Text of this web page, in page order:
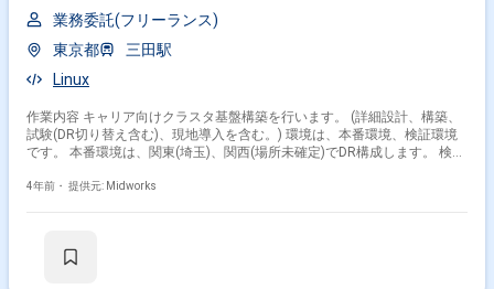
業務委託(フリーランス)
東京都
三田駅
Linux
作業内容 キャリア向けクラスタ基盤構築を行います。 (詳細設計、構築、
試験(DR切り替え含む)、現地導入を含む。) 環境は、本番環境、検証環境
です。 本番環境は、関東(埼玉)、関西(場所未確定)でDR構成します。 検証
り、海外メーカー担当者との打ち合わせ参加、場合によって日本語からの
Cyber Backup想定) ・ウィルス対策製品 (ServerProtect想定) ・L2スイッチ
4年前・ 提供元: Midworks